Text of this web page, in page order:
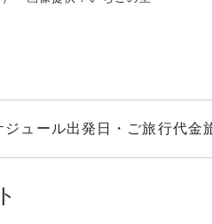
ジュール出発日・ご旅行代金